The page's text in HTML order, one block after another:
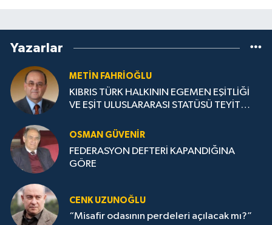
Yazarlar
METIN FAHRİOĞLU
KIBRIS TÜRK HALKININ EGEMEN EŞİTLİĞİ
VE EŞİT ULUSLARARASI STATÜSÜ TEYİT
OSMAN GÜVENİR
FEDERASYON DEFTERİ KAPANDIĞINA
GÖRE
CENK UZUNOĞLU
“Misafir odasının perdeleri açılacak mı?”